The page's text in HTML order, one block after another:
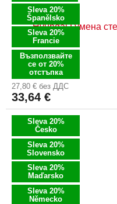
Sleva 20%
Španělsko
Sleva 20%
Francie
Възползвайте
се от 20%
отстъпка
Hyundai Гумена
27,80 € без ДДС
33,64 €
Sleva 20%
Česko
Sleva 20%
Slovensko
Sleva 20%
Maďarsko
Sleva 20%
Německo